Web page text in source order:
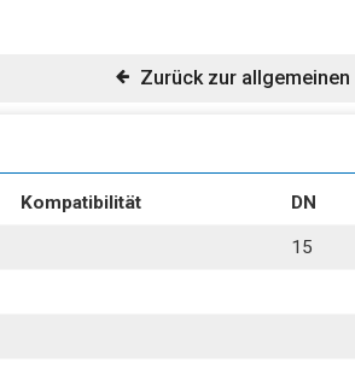
Zurück zur
Kompatibilität DN
15